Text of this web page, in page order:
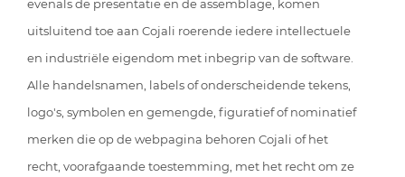
evenals de presentatie en de assemblage, komen
uitsluitend toe aan Cojali roerende iedere intellectuele
en industriële eigendom met inbegrip van de software.
Alle handelsnamen, labels of onderscheidende tekens,
logo's, symbolen en gemengde, figuratief of nominatief
merken die op de webpagina behoren Cojali of het
recht, voorafgaande toestemming, met het recht om ze